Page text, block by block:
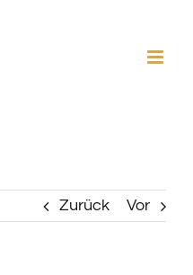
Zurück Vor